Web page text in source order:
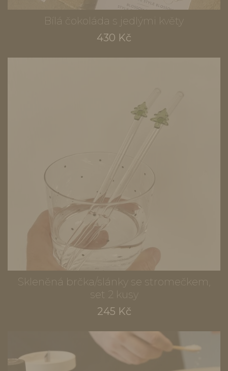
Bílá čokoláda s jedlými květy
430 Kč
Skleněná brčka/slánky se stromečkem,
set 2 kusy
245 Kč